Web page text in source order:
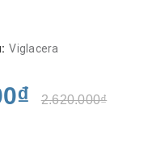
Viglacera
2.620.000₫